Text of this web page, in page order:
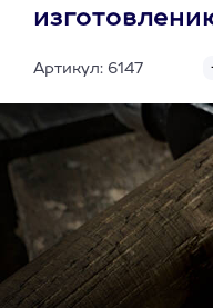
Артикул: 6147